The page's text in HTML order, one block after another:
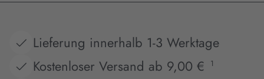
Lieferung innerhalb 1-3 Werktage
Kostenloser Versand ab 9,00 €
1